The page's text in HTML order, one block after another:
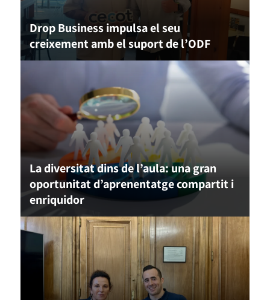
Drop Business impulsa el seu
creixement amb el suport de l’ODF
La diversitat dins de l’aula: una gran
oportunitat d’aprenentatge compartit i
enriquidor